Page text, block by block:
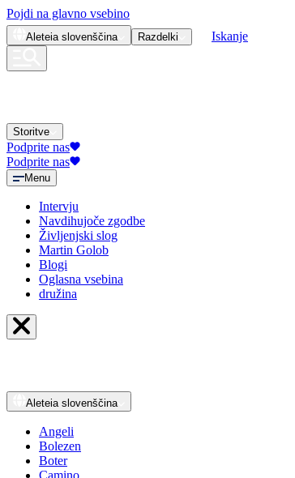
Pojdi na glavno vsebino
Aleteia slovenščina Razdelki Iskanje
Storitve
Podprite nas
Podprite nas
Menu
Intervju
Navdihujoče zgodbe
Življenjski slog
Martin Golob
Blogi
Oglasna vsebina
družina
Aleteia slovenščina
Angeli
Bolezen
Boter
Camino